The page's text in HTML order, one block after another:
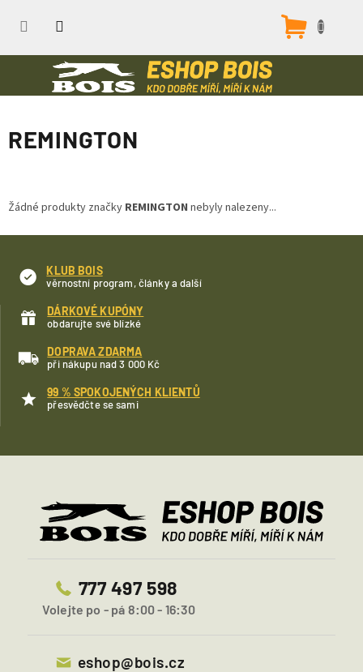
REMINGTON
Žádné produkty značky REMINGTON nebyly nalezeny...
KLUB BOIS
věrnostní program, články a další
DÁRKOVÉ KUPÓNY
obdarujte své blízké
DOPRAVA ZDARMA
při nákupu nad 3 000 Kč
99 % SPOKOJENÝCH KLIENTŮ
přesvědčte se sami
777 497 598
Volejte po - pá 8:00 - 16:30
eshop@bois.cz